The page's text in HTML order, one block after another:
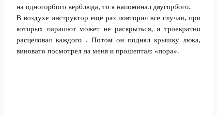
на одногорбого верблюда, то я напоминал двугорбого.
В воздухе инструктор ещё раз повторил все случаи, при
которых парашют может не раскрыться, и троекратно
расцеловал каждого . Потом он поднял крышку люка,
виновато посмотрел на меня и прошептал: «пора».